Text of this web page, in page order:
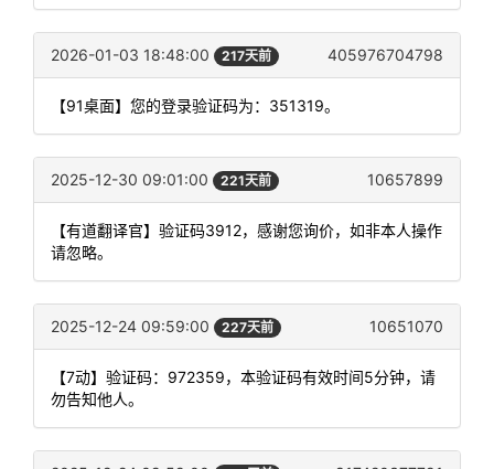
2026-01-03 18:48:00 217天前 405976704798
【91桌面】您的登录验证码为：351319。
2025-12-30 09:01:00 221天前 10657899
【有道翻译官】验证码3912，感谢您询价，如非本人操作
请忽略。
2025-12-24 09:59:00 227天前 10651070
【7动】验证码：972359，本验证码有效时间5分钟，请
勿告知他人。